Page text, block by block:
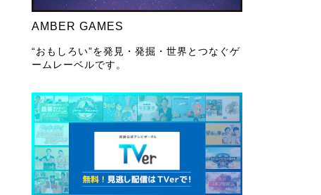
AMBER GAMES
“おもしろい”を発見・発掘・世界とつなぐゲ
ームレーベルです。